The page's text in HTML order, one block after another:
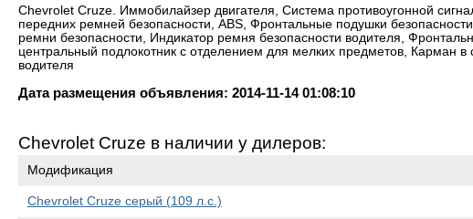
Chevrolet Cruze. Иммобилайзер двигателя, Система противоугонной
передних ремней безопасности, ABS, Фронтальные подушки
ремни безопасности, Индикатор ремня безопасности водителя,
центральный подлокотник с отделением для мелких предметов, Карман
водителя
Дата размещения объявления: 2014-11-14 01:08:10
Chevrolet Cruze в наличии у дилеров:
Модификация
Chevrolet Cruze серый (109 л.с.)